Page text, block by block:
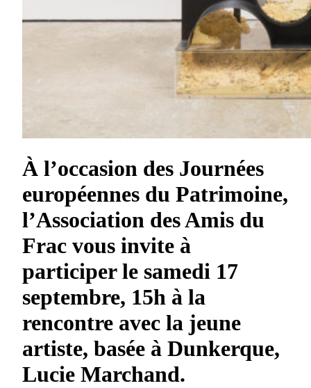
À l’occasion des Journées
européennes du Patrimoine,
l’Association des Amis du
Frac vous invite à
participer le samedi 17
septembre, 15h à la
rencontre avec la jeune
artiste, basée à Dunkerque,
Lucie Marchand.